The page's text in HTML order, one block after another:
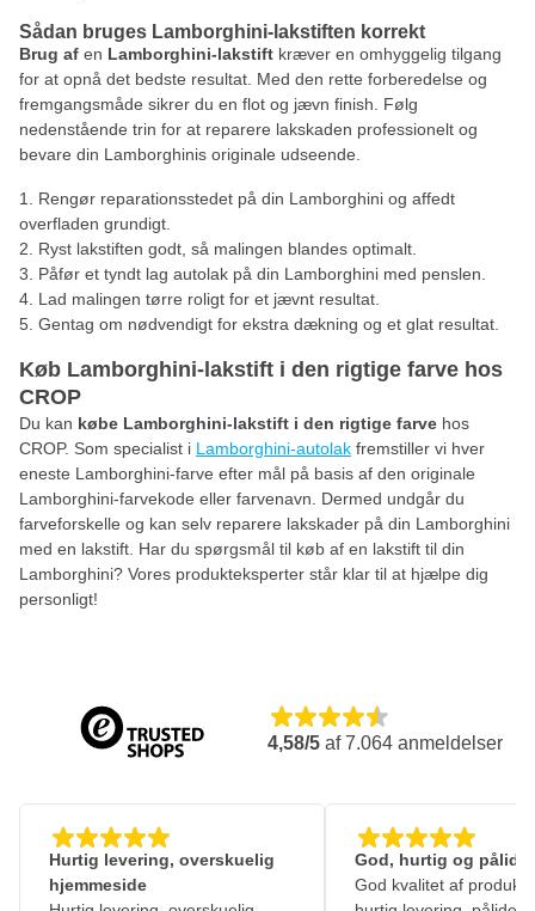
Sådan bruges Lamborghini-lakstiften korrekt
Brug af en Lamborghini-lakstift kræver en omhyggelig tilgang
for at opnå det bedste resultat. Med den rette forberedelse og
fremgangsmåde sikrer du en flot og jævn finish. Følg
nedenstående trin for at reparere lakskaden professionelt og
bevare din Lamborghinis originale udseende.
Rengør reparationsstedet på din Lamborghini og affedt
overfladen grundigt.
Ryst lakstiften godt, så malingen blandes optimalt.
Påfør et tyndt lag autolak på din Lamborghini med penslen.
Lad malingen tørre roligt for et jævnt resultat.
Gentag om nødvendigt for ekstra dækning og et glat resultat.
Køb Lamborghini-lakstift i den rigtige farve hos
CROP
Du kan købe Lamborghini-lakstift i den rigtige farve hos
CROP. Som specialist i Lamborghini-autolak fremstiller vi hver
eneste Lamborghini-farve efter mål på basis af den originale
Lamborghini-farvekode eller farvenavn. Dermed undgår du
farveforskelle og kan selv reparere lakskader på din Lamborghini
med en lakstift. Har du spørgsmål til køb af en lakstift til din
Lamborghini? Vores produkteksperter står klar til at hjælpe dig
personligt!
4,58/5 af7.064 anmeldelser
Hurtig levering, overskuelig
hjemmeside
God, hurtig og
God kvalitet af